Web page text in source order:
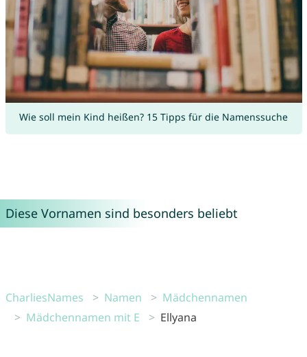
Wie soll mein Kind heißen? 15 Tipps für die Namenssuche
Diese Vornamen sind besonders beliebt
CharliesNames Namen
Mädchennamen
Mädchennamen mit E
Ellyana